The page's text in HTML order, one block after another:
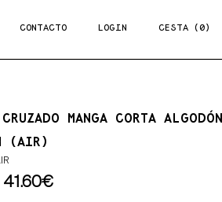
CONTACTO LOGIN CESTA (0)
MANGA CORTA ALGODÓN
(AIR)